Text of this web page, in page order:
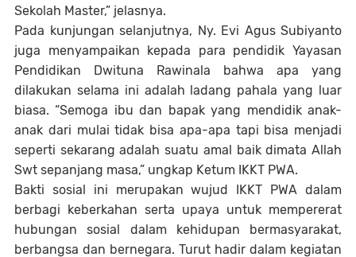
Sekolah Master,” jelasnya.
Pada kunjungan selanjutnya, Ny. Evi Agus Subiyanto
juga menyampaikan kepada para pendidik Yayasan
Pendidikan Dwituna Rawinala bahwa apa yang
dilakukan selama ini adalah ladang pahala yang luar
biasa. “Semoga ibu dan bapak yang mendidik anak-
anak dari mulai tidak bisa apa-apa tapi bisa menjadi
seperti sekarang adalah suatu amal baik dimata Allah
Swt sepanjang masa,” ungkap Ketum IKKT PWA.
Bakti sosial ini merupakan wujud IKKT PWA dalam
berbagi keberkahan serta upaya untuk mempererat
hubungan sosial dalam kehidupan bermasyarakat,
berbangsa dan bernegara. Turut hadir dalam kegiatan